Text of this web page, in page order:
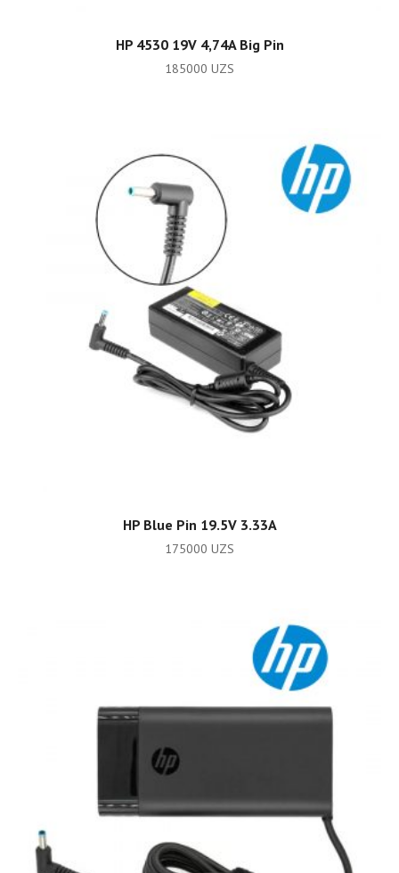
ADD TO CART
HP 4530 19V 4,74A Big Pin
185000 UZS
ADD TO CART
HP Blue Pin 19.5V 3.33A
175000 UZS